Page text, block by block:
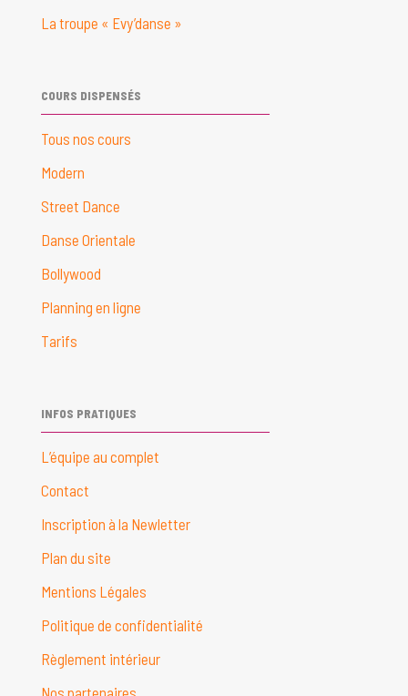
La troupe « Evy’danse »
COURS DISPENSÉS
Tous nos cours
Modern
Street Dance
Danse Orientale
Bollywood
Planning en ligne
Tarifs
INFOS PRATIQUES
L’équipe au complet
Contact
Inscription à la Newletter
Plan du site
Mentions Légales
Politique de confidentialité
Règlement intérieur